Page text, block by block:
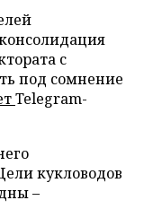
с
под сомнение
Telegram-
кукловодов
–